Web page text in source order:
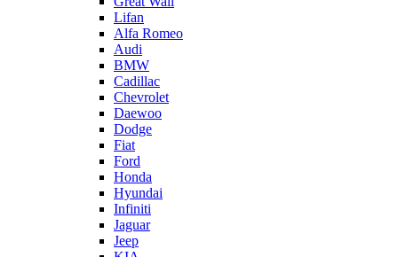
Lifan
Alfa Romeo
Audi
BMW
Cadillac
Chevrolet
Daewoo
Dodge
Fiat
Ford
Honda
Hyundai
Infiniti
Jaguar
Jeep